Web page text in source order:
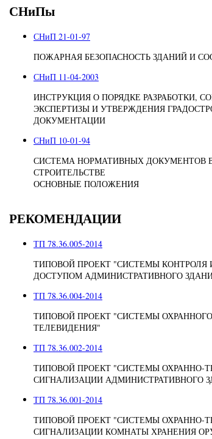
СНиПы
СНиП 21-01-97
ПОЖАРНАЯ БЕЗОПАСНОСТЬ ЗДАНИЙ И
СНиП 11-04-2003
ИНСТРУКЦИЯ О ПОРЯДКЕ РАЗРАБОТКИ,
ЭКСПЕРТИЗЫ И УТВЕРЖДЕНИЯ
ДОКУМЕНТАЦИИ
СНиП 10-01-94
СИСТЕМА НОРМАТИВНЫХ ДОКУМЕНТОВ
СТРОИТЕЛЬСТВЕ
ОСНОВНЫЕ ПОЛОЖЕНИЯ
РЕКОМЕНДАЦИИ
ТП 78.36.005-2014
ТИПОВОЙ ПРОЕКТ "СИСТЕМЫ КОНТРОЛЯ
ДОСТУПОМ АДМИНИСТРАТИВНОГО
ТП 78.36.004-2014
ТИПОВОЙ ПРОЕКТ "СИСТЕМЫ ОХРАННОГО
ТЕЛЕВИДЕНИЯ"
ТП 78.36.002-2014
ТИПОВОЙ ПРОЕКТ "СИСТЕМЫ ОХРАННО-
СИГНАЛИЗАЦИИ АДМИНИСТРАТИВНОГО
ТП 78.36.001-2014
ТИПОВОЙ ПРОЕКТ "СИСТЕМЫ ОХРАННО-
СИГНАЛИЗАЦИИ КОМНАТЫ ХРАНЕНИЯ